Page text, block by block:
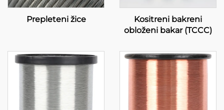
Prepleteni žice
Kositreni bakreni
obloženi bakar (TCCC)